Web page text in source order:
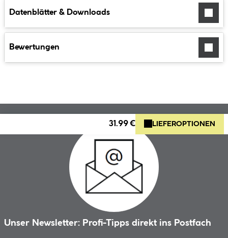
Datenblätter & Downloads
Bewertungen
31.99 € LIEFEROPTIONEN
Unser Newsletter: Profi-Tipps direkt ins Postfach